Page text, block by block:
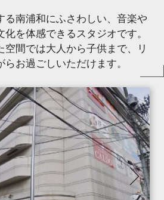
る南浦和にふさわしい、音楽や
を体感できるスタジオです。
空間では大人から子供まで、リ
らお過ごしいただけます。